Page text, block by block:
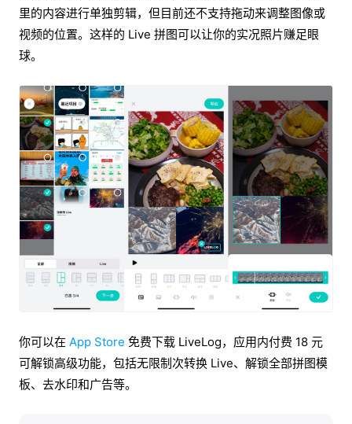
里的内容进行单独剪辑，但目前还不支持拖动来调整图像或
视频的位置。这样的 Live 拼图可以让你的实况照片赚足眼
球。
你可以在 App Store 免费下载 LiveLog，应用内付费 18 元
可解锁高级功能，包括无限制次转换 Live、解锁全部拼图模
板、去水印和广告等。